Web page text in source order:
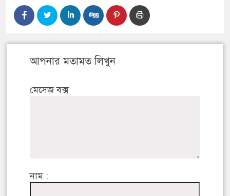
আপনার মতামত লিখুন
মেসেজ বক্স
নাম :